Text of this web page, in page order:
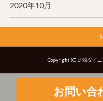
2020年10月
Copyright (C) 炉端ダイ
お問い合